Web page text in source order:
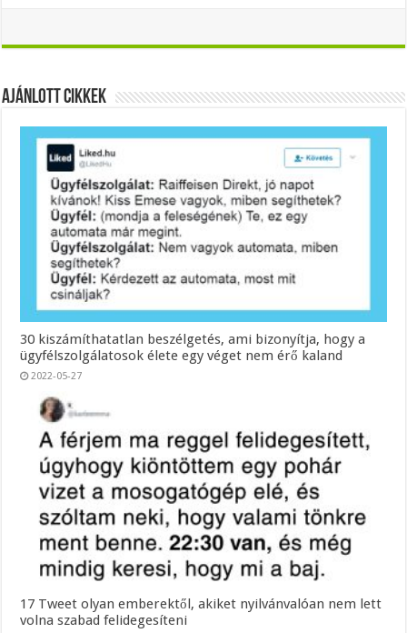
Ajánlott Cikkek
30 kiszámíthatatlan beszélgetés, ami bizonyítja, hogy a
ügyfélszolgálatosok élete egy véget nem érő kaland
2022-05-27
17 Tweet olyan emberektől, akiket nyilvánvalóan nem lett
volna szabad felidegesíteni